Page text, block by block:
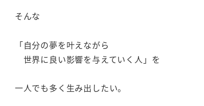
そんな
「自分の夢を叶えながら
世界に良い影響を与えていく人」を
一人でも多く生み出したい。